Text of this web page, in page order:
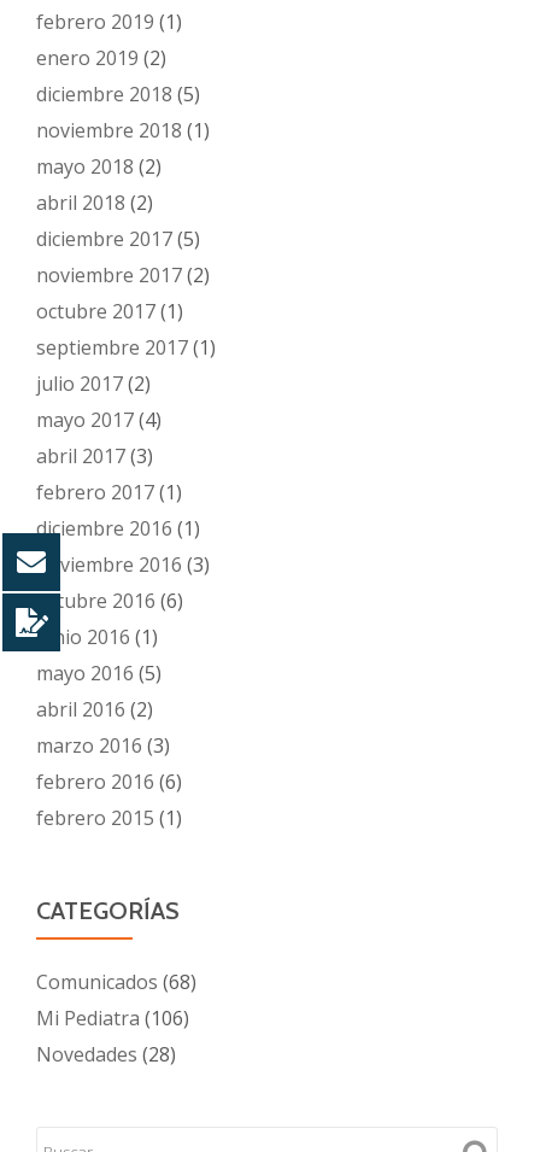
febrero 2019 (1)
enero 2019 (2)
diciembre 2018 (5)
noviembre 2018 (1)
mayo 2018 (2)
abril 2018 (2)
diciembre 2017(5)
noviembre 2017(2)
octubre 2017(1)
septiembre 2017(1)
julio 2017(2)
mayo 2017(4)
abril 2017(3)
febrero 2017(1)
diciembre 2016 (1)
noviembre 2016 (3)
octubre 2016 (6)
junio 2016 (1)
mayo 2016 (5)
abril 2016 (2)
marzo 2016 (3)
febrero 2016 (6)
febrero 2015 (1)
CATEGORÍAS
Comunicados (68)
Mi Pediatra (106)
Novedades (28)